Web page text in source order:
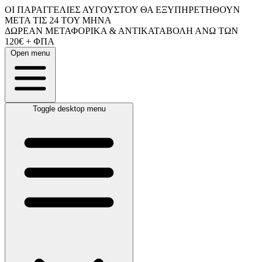
ΟΙ ΠΑΡΑΓΓΕΛΙΕΣ ΑΥΓΟΥΣΤΟΥ ΘΑ ΕΞΥΠΗΡΕΤΗΘΟΥΝ
ΜΕΤΑ ΤΙΣ 24 ΤΟΥ ΜΗΝΑ
ΔΩΡΕΑΝ ΜΕΤΑΦΟΡΙΚΑ & ΑΝΤΙΚΑΤΑΒΟΛΗ ΑΝΩ ΤΩΝ
120€ + ΦΠΑ
Open menu
Toggle desktop menu